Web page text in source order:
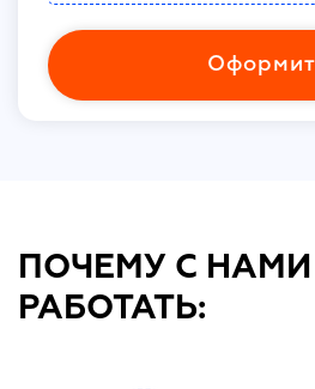
ПОЧЕМУ С
РАБОТАТЬ: